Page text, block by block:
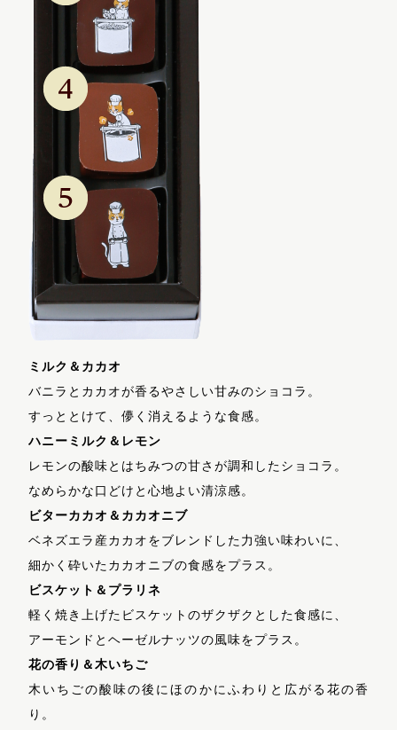
ミルク＆カカオ
バニラとカカオが香るやさしい甘みのショコラ。
すっととけて、儚く消えるような食感。
ハニーミルク＆レモン
レモンの酸味とはちみつの甘さが調和したショコラ。
なめらかな口どけと心地よい清涼感。
ビターカカオ＆カカオニブ
ベネズエラ産カカオをブレンドした力強い味わいに、
細かく砕いたカカオニブの食感をプラス。
ビスケット＆プラリネ
軽く焼き上げたビスケットのザクザクとした食感に、
アーモンドとヘーゼルナッツの風味をプラス。
花の香り＆木いちご
木いちごの酸味の後にほのかにふわりと広がる花の香
り。